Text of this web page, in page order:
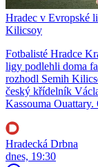
Hradec v Evropské
Kilicsoy
Fotbalisté Hradce
ligy podlehli doma
rozhodl Semih
český křídelník
Kassouma
Hradecká Drbna
dnes, 19:30